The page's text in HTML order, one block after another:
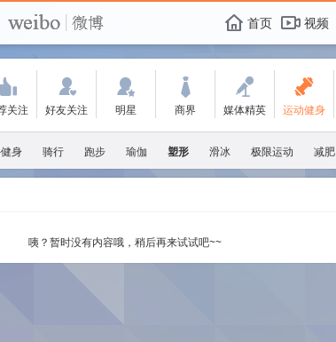
E 首页  视频
关注
:
好友关注
w
明星
+
商界
-
媒体精英
2
运动健身
身 骑行 跑步 瑜伽 塑形 滑冰 极限运动 减肥
咦？暂时没有内容哦，稍后再来试试吧~~